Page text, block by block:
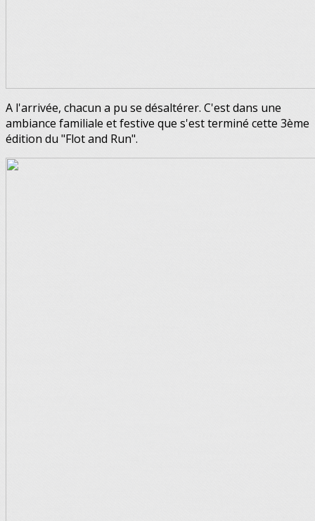
A l'arrivée, chacun a pu se désaltérer. C'est dans une
ambiance familiale et festive que s'est terminé cette 3ème
édition du "Flot and Run".